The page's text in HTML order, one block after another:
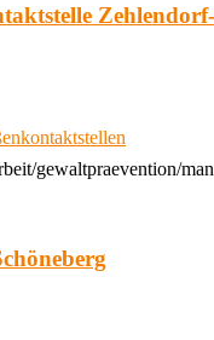
gewaltpraevention/